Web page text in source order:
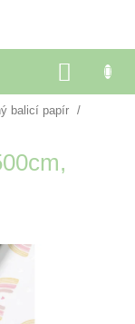
KOŠÍK
balicí papír
/